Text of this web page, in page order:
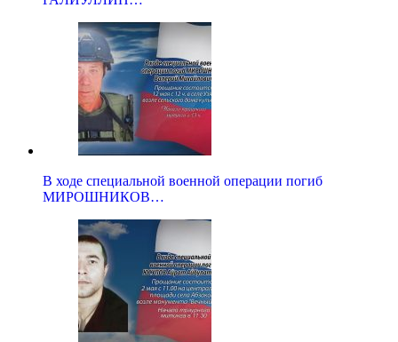
В ходе специальной военной операции погиб
МИРОШНИКОВ…